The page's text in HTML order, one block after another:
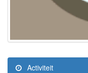
Activiteit